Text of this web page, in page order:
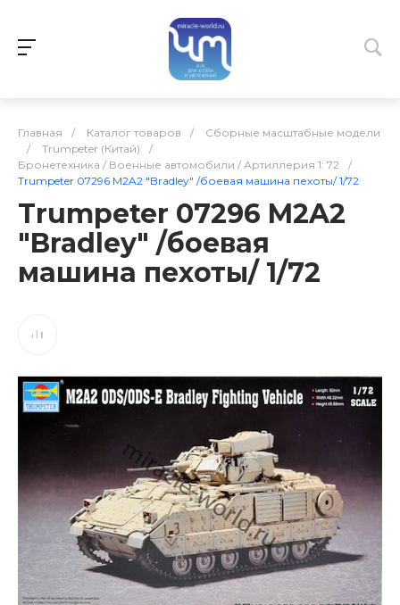
Главная / Каталог товаров /
Сборные масштабные модели
/
Trumpeter (Китай)
/
Бронетехника / Военные автомобили / Артиллерия 1: 72
/
Trumpeter 07296 M2A2 "Bradley" /боевая машина пехоты/ 1/72
Trumpeter 07296 M2A2
"Bradley" /боевая
машина пехоты/ 1/72